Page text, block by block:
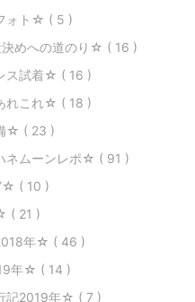
ォト☆ ( 5 )
めへの道のり☆ ( 16 )
ス試着☆ ( 16 )
れこれ☆ ( 18 )
☆ ( 23 )
ネムーンレポ☆ ( 91 )
( 10 )
( 21 )
年☆ ( 46 )
年☆ ( 14 )
記2019年☆ ( 7 )